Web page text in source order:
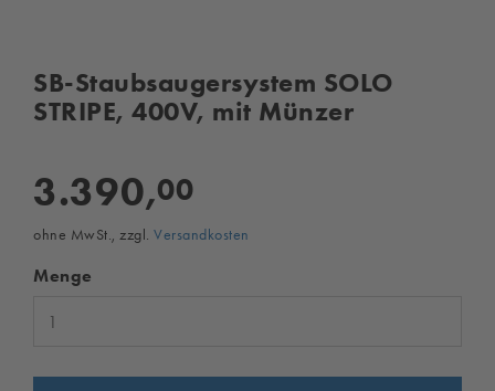
SB-Staubsaugersystem SOLO
STRIPE, 400V, mit Münzer
3.390,00
ohne MwSt., zzgl. Versandkosten
Menge